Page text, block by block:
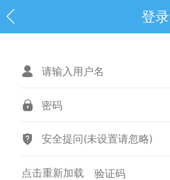
登录
安全提问(未设置请忽略)
点击重新加载